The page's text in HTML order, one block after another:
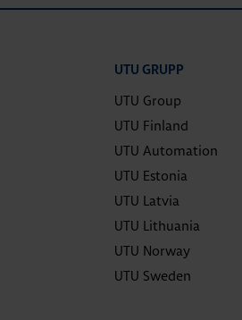
UTU GRUPP
UTU Group
UTU Finland
UTU Automation
UTU Estonia
UTU Latvia
UTU Lithuania
UTU Norway
UTU Sweden